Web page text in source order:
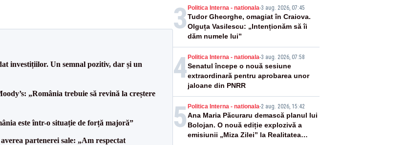
investițiilor. Un semnal pozitiv, dar și un
„România trebuie să revină la creștere
este într-o situație de forță majoră”
partenerei sale: „Am respectat
3 Politica Interna - nationala-3 aug. 2026, 07:45
Tudor Gheorghe, omagiat în Craiova.
Olguța Vasilescu: „Intenționăm să îi
dăm numele lui”
4Politica Interna - nationala-3 aug. 2026, 07:58
Senatul începe o nouă sesiune
extraordinară pentru aprobarea unor
jaloane din PNRR
5 Politica Interna - nationala-2 aug. 2026, 15:42
Ana Maria Păcuraru demască planul lui
Bolojan. O nouă ediție explozivă a
emisiunii „Miza Zilei” la Realitatea